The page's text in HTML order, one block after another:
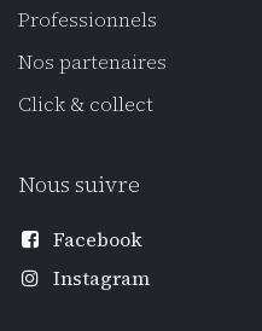
Professionnels
Nos partenaires
Click & collect
Nous suivre
Facebook
Instagram